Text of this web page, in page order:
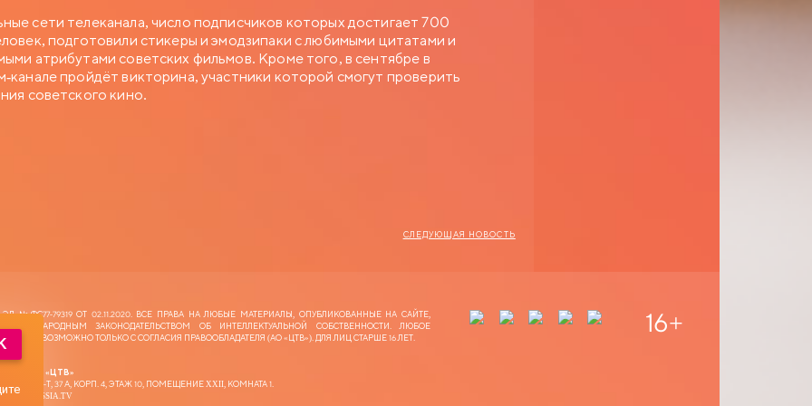
сети телеканала, число подписчиков которых достигает 700
подготовили стикеры и эмодзипаки с любимыми цитатами и
атрибутами советских фильмов. Кроме того, в сентябре в
канале пройдёт викторина, участники которой смогут проверить
советского кино.
СЛЕДУЮЩАЯ НОВОСТЬ
№ФС77-79319 ОТ 02.11.2020. ВСЕ ПРАВА НА ЛЮБЫЕ МАТЕРИАЛЫ, ОПУБЛИКОВАННЫЕ НА САЙТЕ,
ЗАКОНОДАТЕЛЬСТВОМ ОБ ИНТЕЛЛЕКТУАЛЬНОЙ СОБСТВЕННОСТИ. ЛЮБОЕ
ВОЗМОЖНО ТОЛЬКО С СОГЛАСИЯ ПРАВООБЛАДАТЕЛЯ (АО «ЦТВ‎»). ДЛЯ ЛИЦ СТАРШЕ 16 ЛЕТ.
/ АО «ЦТВ»
ПР-Т, 37 А, КОРП. 4, ЭТАЖ 10, ПОМЕЩЕНИЕ XXII, КОМНАТА 1.
16+